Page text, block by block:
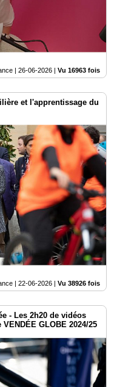
| 26-06-2026 | Vu 16963 fois
et l'apprentissage du
| 22-06-2026 | Vu 38926 fois
- Les 2h20 de vidéos
GLOBE 2024/25